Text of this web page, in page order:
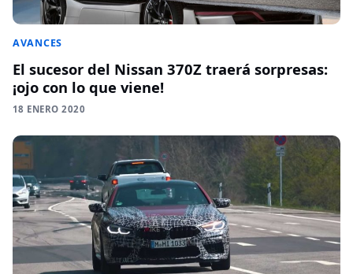
AVANCES
El sucesor del Nissan 370Z traerá sorpresas:
¡ojo con lo que viene!
18 ENERO 2020